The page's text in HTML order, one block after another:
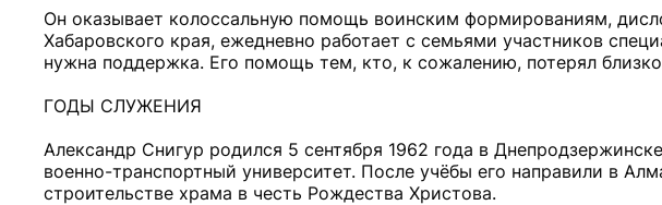
Он оказывает колоссальную помощь воинским формированиям,
Хабаровского края, ежедневно работает с семьями участников
нужна поддержка. Его помощь тем, кто, к сожалению, потерял
ГОДЫ СЛУЖЕНИЯ
Александр Снигур родился 5 сентября 1962 года в
военно-транспортный университет. После учёбы его направили в
строительстве храма в честь Рождества Христова.